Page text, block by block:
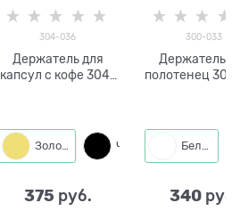
Черный
304-036
Держатель для
капсул с кофе 304-
Золото
375 руб.
300-033
Держатель
полотенец
Белый
340